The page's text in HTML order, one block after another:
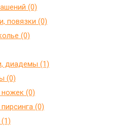
(0)
повязки (0)
(0)
диадемы (1)
(0)
(0)
(0)